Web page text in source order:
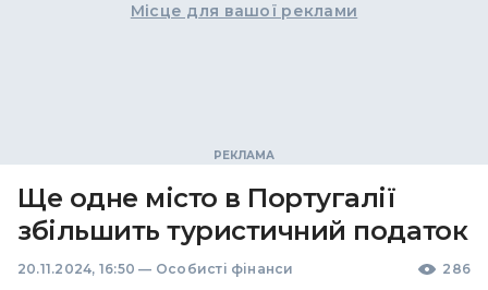
Місце для вашої реклами
Ще одне місто в Португалії
збільшить туристичний податок
20.11.2024, 16:50 — Особисті фінанси 286